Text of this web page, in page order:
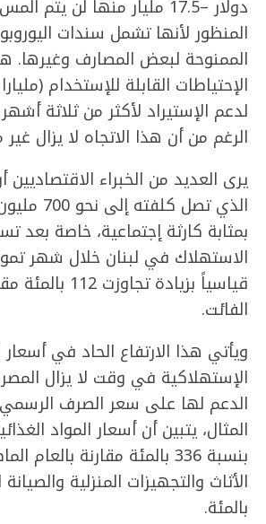
دولار –17.5 مليار منها لن
المنظور لأنها تشمل سندات
الممنوحة لبعض المصارف وغيرها.
الإحتياطات القابلة للإستخدام
لدعم الإستيراد لأكثر من ثلاثة
الرغم من أن هذا الاتجاه لا يزال
يرى العديد من الخبراء الاقتصاديين
الذي تصل
بمثابة كارثة إجتماعية، خاصة بعد
قياسياً بزيادة
الفائت.
ويأتي هذا الارتفاع الحاد في
الإستهلاكية في وقت لا يزال
الدعم لها على سعر الصرف
المثال، يتبين أن أسعار المواد
بنسبة 336 بالمئة مقارنة
بالمئة.